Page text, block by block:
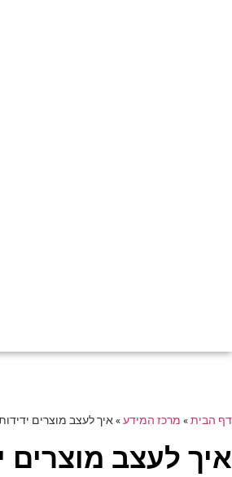
דף הבית» מרכז המידע»איך לעצב מוצרים
איך לעצב מוצרים